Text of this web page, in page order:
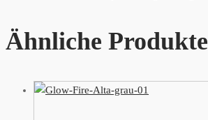
Ähnliche Produkte